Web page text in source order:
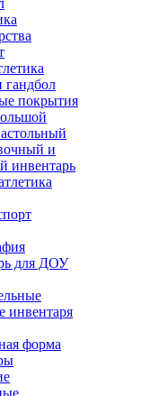
гандбол
покрытия
и
инвентарь
для ДОУ
инвентаря
форма